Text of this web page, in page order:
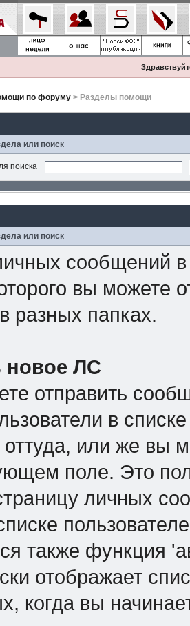
по форуму> Разделы помощи
или поиск
поиска
или поиск
сообщений
вы можете
разных папках.
новое ЛС
отправить
в
оттуда, или же вы
поле. Это
личных
также функция
отображает
когда вы